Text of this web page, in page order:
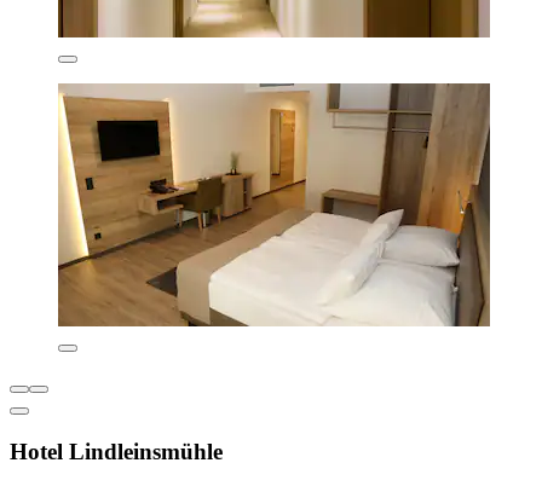
Hotel Lindleinsmühle